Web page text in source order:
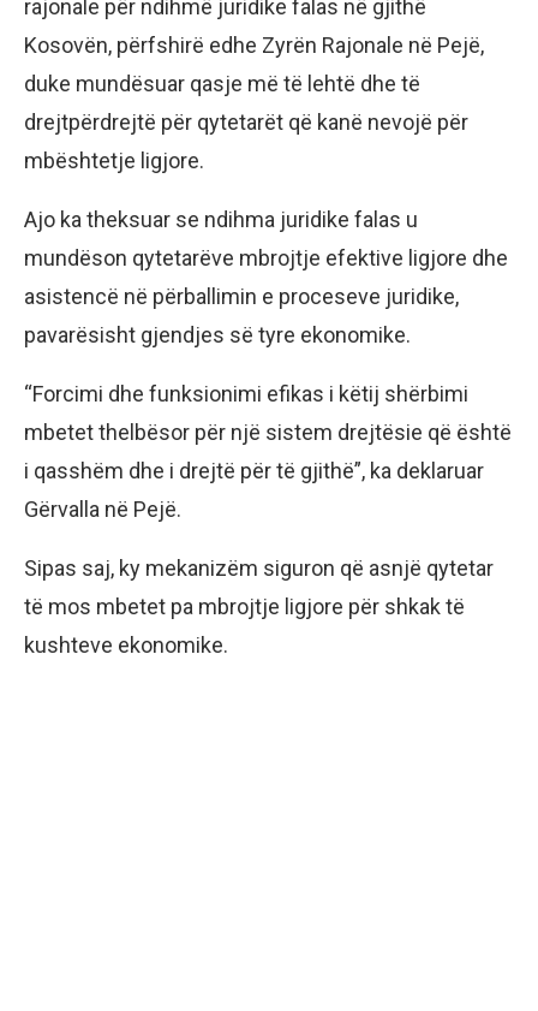
rajonale për ndihmë juridike falas në gjithë
Kosovën, përfshirë edhe Zyrën Rajonale në Pejë,
duke mundësuar qasje më të lehtë dhe të
drejtpërdrejtë për qytetarët që kanë nevojë për
mbështetje ligjore.
Ajo ka theksuar se ndihma juridike falas u
mundëson qytetarëve mbrojtje efektive ligjore dhe
asistencë në përballimin e proceseve juridike,
pavarësisht gjendjes së tyre ekonomike.
“Forcimi dhe funksionimi efikas i këtij shërbimi
mbetet thelbësor për një sistem drejtësie që është
i qasshëm dhe i drejtë për të gjithë”, ka deklaruar
Gërvalla në Pejë.
Sipas saj, ky mekanizëm siguron që asnjë qytetar
të mos mbetet pa mbrojtje ligjore për shkak të
kushteve ekonomike.